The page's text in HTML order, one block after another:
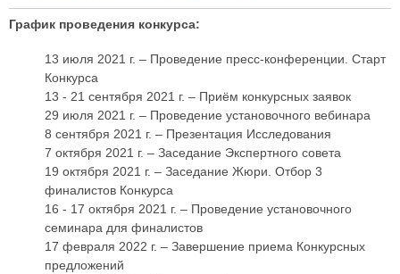
График проведения конкурса:
13 июля 2021 г. – Проведение пресс-конференции. Старт
Конкурса
13 - 21 сентября 2021 г. – Приём конкурсных заявок
29 июля 2021 г. – Проведение установочного вебинара
8 сентября 2021 г. – Презентация Исследования
7 октября 2021 г. – Заседание Экспертного совета
19 октября 2021 г. – Заседание Жюри. Отбор 3
финалистов Конкурса
16 - 17 октября 2021 г. – Проведение установочного
семинара для финалистов
17 февраля 2022 г. – Завершение приема Конкурсных
предложений